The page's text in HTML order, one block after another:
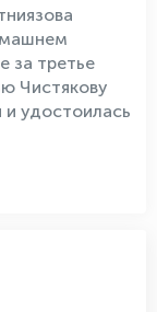
за третье
Чистякову
удостоилась